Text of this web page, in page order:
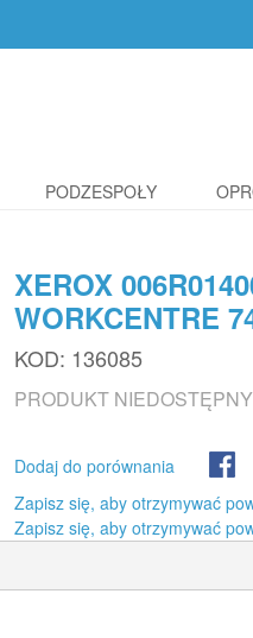
PODZESPOŁY
XEROX
WORKCENTRE
KOD: 136085
PRODUKT NIEDOSTĘPNY
Dodaj do porównania
Zapisz się, aby otrzymywać
Zapisz się, aby otrzymywać